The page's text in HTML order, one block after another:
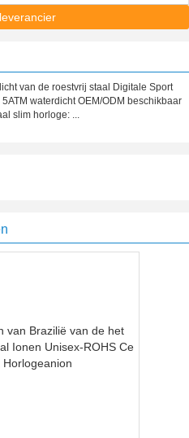
van de roestvrij staal Digitale Sport
waterdicht OEM/ODM beschikbaar
slim horloge: ...